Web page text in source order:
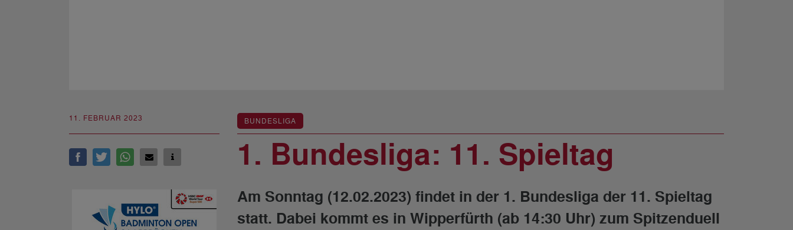
11. FEBRUAR 2023 BUNDESLIGA
1. Bundesliga: 11. Spieltag
Am Sonntag (12.02.2023) findet in der 1. Bundesliga der 11. Spieltag
statt. Dabei kommt es in Wipperfürth (ab 14:30 Uhr) zum Spitzenduell